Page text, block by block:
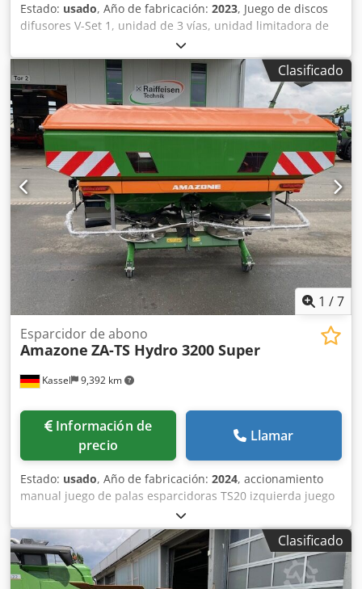
Estado: usado, Año de fabricación: 2023, Juego de discos
difusores V-Set 1, unidad de 3 vías, unidad limitadora de
esparcido Limiter V / barra de protección tubular S,
dispositivo de rodillos enchufable, mecanismo de
esparcido ZA-V, sobreestructura de tolva S / 2000 eje de
transmisión con acoplamiento de fricción, componentes de
instalación para dispositivos base ZA, recogedor de
suciedad S / iluminación LED Crjdst Dwh Rjpfx Ahtof
Clasificado
1 /7
Kassel 9,392 km
Esparcidor de abono
Amazone ZA-TS Hydro 3200 Super
Información de
precio
Llamar
Estado: usado, Año de fabricación: 2024, accionamiento
manual juego de palas esparcidoras TS20 izquierda juego
de palas esparcidoras TS20 / derecha accionamiento
hidráulico izquierdo con AutoTS y FlowControl ProfiSPro
accionamiento hidráulico derecho con AutoTS y
FlowControl ProfiSPro disco principal izquierdo con AutoTS
/ disco principal derecho Crodpfjtrdzwex Ahtof
Clasificado